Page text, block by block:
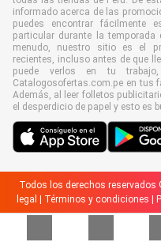
informado acerca de las
puedes encontrar fácilmente
particular durante la
menudo, nuestro sitio es el
recientes, incluso antes de que
puede verlos en tu
Catalogosofertas.com.pe en tus
Además, al leer folletos
el desperdicio de papel y esto es
Todos los derechos reservados
legal
Términos y condiciones